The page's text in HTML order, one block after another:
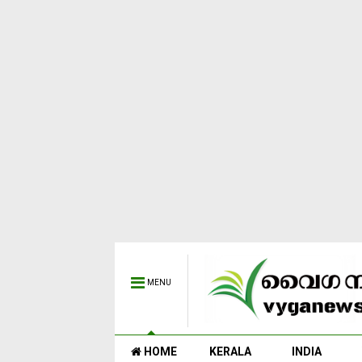
MENU
HOME KERALA INDIA